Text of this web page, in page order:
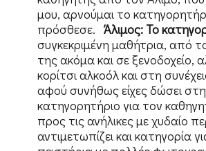
μου, αρνούμαι το
πρόσθεσε. Άλιμος: Το
συγκεκριμένη μαθήτρια, από
της ακόμα και σε ξενοδοχείο,
κορίτσι αλκοόλ και στη
αφού συνήθως είχες δώσει
κατηγορητήριο για τον
προς τις ανήλικες με χυδαίο
αντιμετωπίζει και κατηγορία